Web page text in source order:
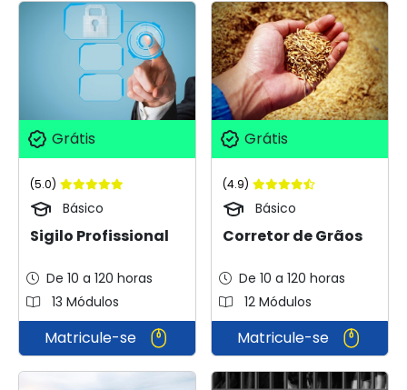
Grátis
(5.0)
Básico
Sigilo Profissional
De 10 a 120 horas
13 Módulos
Matricule-se
Grátis
(4.9)
Básico
Corretor de Grãos
De 10 a 120 horas
12 Módulos
Matricule-se